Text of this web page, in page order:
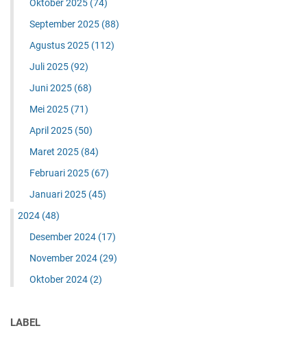
Oktober 2025 (74)
September 2025 (88)
Agustus 2025 (112)
Juli 2025 (92)
Juni 2025 (68)
Mei 2025 (71)
April 2025 (50)
Maret 2025 (84)
Februari 2025 (67)
Januari 2025 (45)
2024 (48)
Desember 2024 (17)
November 2024 (29)
Oktober 2024 (2)
LABEL